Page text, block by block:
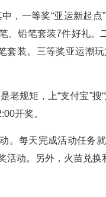
，一等奖“亚运新起点
铅笔套装7件好礼。
套装。三等奖亚运潮
规矩，上“支付宝”搜
开奖。
。每天完成活动任务
活动。另外，火苗兑换